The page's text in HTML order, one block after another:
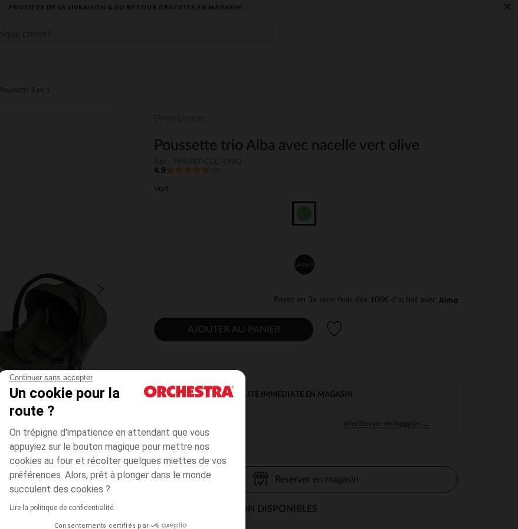
Continuer sans accepter
Un cookie pour la
route ?
On trépigne d'impatience en attendant que vous
appuyiez sur le bouton magique pour mettre nos
cookies au four et récolter quelques miettes de vos
préférences. Alors, prêt à plonger dans le monde
succulent des cookies ?
Lire la politique de confidentialité
Consentements certifiés par
PROFITEZ DE LA LIVRAISON & DU RETOUR GRATUITS EN MAGASIN​ ×
Poussette 3 en 1
Poussette trio Alba avec nacelle vert olive
4.9
Vert
Unique
Payez en 3x sans frais dès 100€ d'achat avec
AJOUTER AU PANIER
DISPONIBILITÉ IMMÉDIATE EN MAGASIN
sélectionner un magasin →
Réserver en magasin
MODES DE LIVRAISON DISPONIBLES